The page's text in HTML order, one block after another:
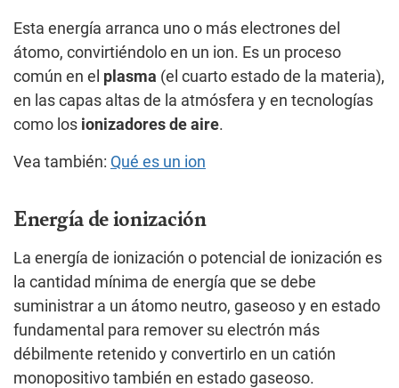
Esta energía arranca uno o más electrones del
átomo, convirtiéndolo en un ion. Es un proceso
común en el plasma (el cuarto estado de la materia),
en las capas altas de la atmósfera y en tecnologías
como los ionizadores de aire.
Vea también: Qué es un ion
Energía de ionización
La energía de ionización o potencial de ionización es
la cantidad mínima de energía que se debe
suministrar a un átomo neutro, gaseoso y en estado
fundamental para remover su electrón más
débilmente retenido y convertirlo en un catión
monopositivo también en estado gaseoso.